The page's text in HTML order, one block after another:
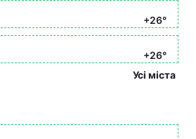
+26°
+26°
Усі міста